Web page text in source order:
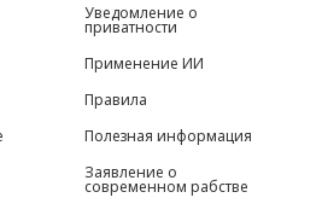
Уведомление о
приватности
Применение ИИ
Правила
Полезная информация
Заявление о
современном рабстве